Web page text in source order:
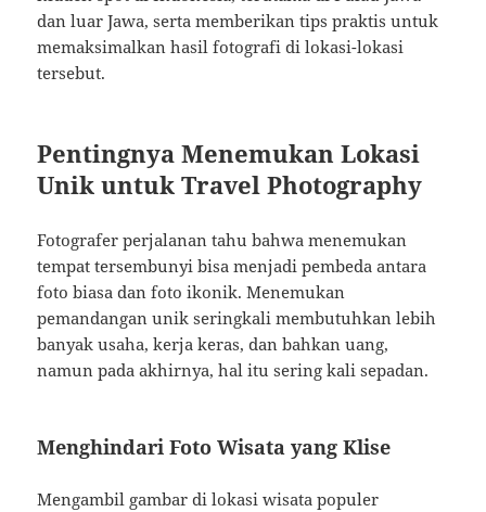
dan luar Jawa, serta memberikan tips praktis untuk
memaksimalkan hasil fotografi di lokasi-lokasi
tersebut.
Pentingnya Menemukan Lokasi
Unik untuk Travel Photography
Fotografer perjalanan tahu bahwa menemukan
tempat tersembunyi bisa menjadi pembeda antara
foto biasa dan foto ikonik. Menemukan
pemandangan unik seringkali membutuhkan lebih
banyak usaha, kerja keras, dan bahkan uang,
namun pada akhirnya, hal itu sering kali sepadan.
Menghindari Foto Wisata yang Klise
Mengambil gambar di lokasi wisata populer